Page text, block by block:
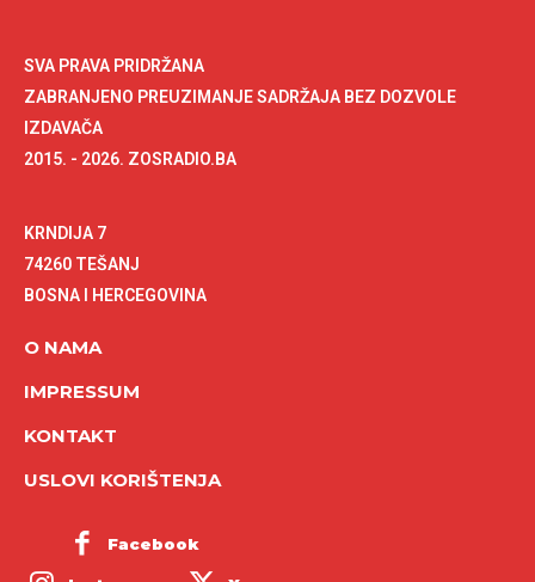
SVA PRAVA PRIDRŽANA
ZABRANJENO PREUZIMANJE SADRŽAJA BEZ DOZVOLE
IZDAVAČA
2015. - 2026. ZOSRADIO.BA
KRNDIJA 7
74260 TEŠANJ
BOSNA I HERCEGOVINA
O NAMA
IMPRESSUM
KONTAKT
USLOVI KORIŠTENJA
Facebook